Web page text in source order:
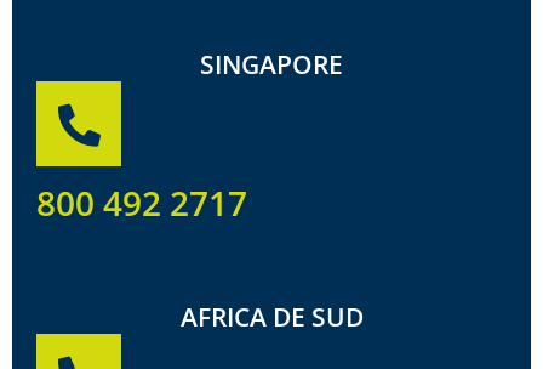
SINGAPORE
800 492 2717
AFRICA DE SUD